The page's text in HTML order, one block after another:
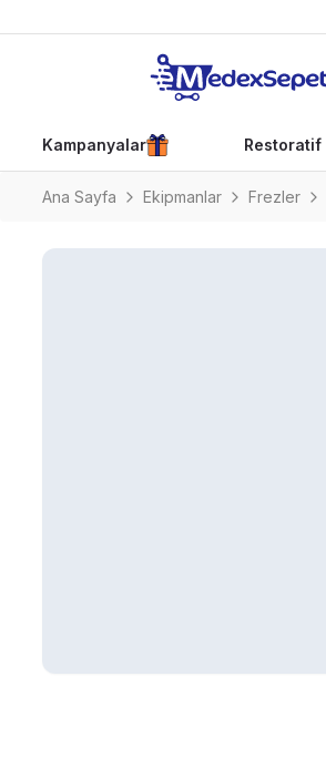
Kampanyalar Restoratif
Ana Sayfa Ekipmanlar Frezler